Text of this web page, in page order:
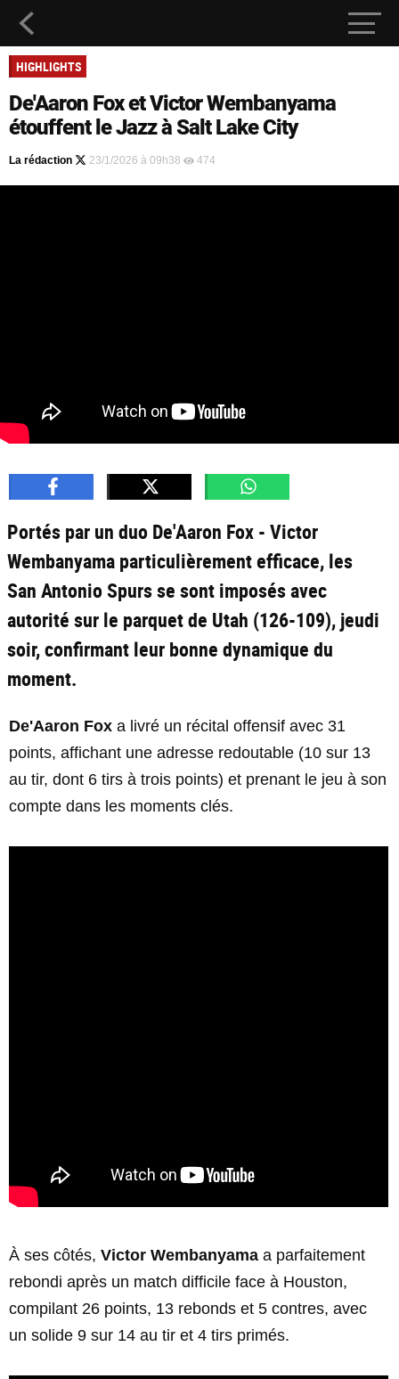
HIGHLIGHTS
De'Aaron Fox et Victor Wembanyama
étouffent le Jazz à Salt Lake City
La rédaction 23/1/2026 à 09h38 474
Portés par un duo De'Aaron Fox - Victor
Wembanyama particulièrement efficace, les
San Antonio Spurs se sont imposés avec
autorité sur le parquet de Utah (126-109), jeudi
soir, confirmant leur bonne dynamique du
moment.
De'Aaron Fox a livré un récital offensif avec 31
points, affichant une adresse redoutable (10 sur 13
au tir, dont 6 tirs à trois points) et prenant le jeu à son
compte dans les moments clés.
À ses côtés, Victor Wembanyama a parfaitement
rebondi après un match difficile face à Houston,
compilant 26 points, 13 rebonds et 5 contres, avec
un solide 9 sur 14 au tir et 4 tirs primés.